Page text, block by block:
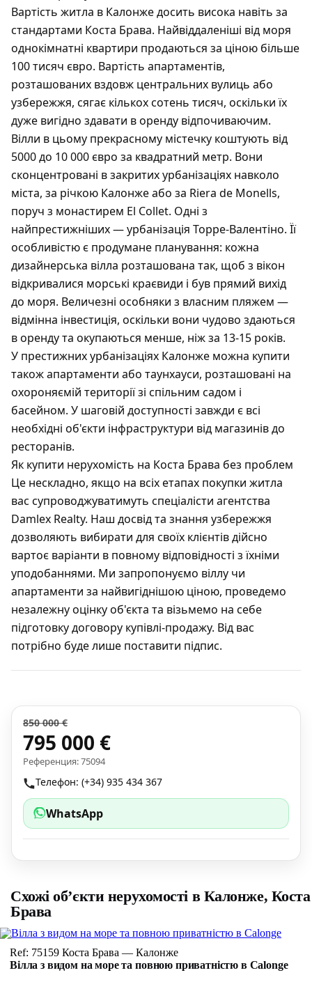
Вартість житла в Калонже досить висока навіть за
стандартами Коста Брава. Найвіддаленіші від моря
однокімнатні квартири продаються за ціною більше
100 тисяч євро. Вартість апартаментів,
розташованих вздовж центральних вулиць або
узбережжя, сягає кількох сотень тисяч, оскільки їх
дуже вигідно здавати в оренду відпочиваючим.
Вілли в цьому прекрасному містечку коштують від
5000 до 10 000 євро за квадратний метр. Вони
сконцентровані в закритих урбанізаціях навколо
міста, за річкою Калонже або за Riera de Monells,
поруч з монастирем El Collet. Одні з
найпрестижніших — урбанізація Торре-Валентіно. Її
особливістю є продумане планування: кожна
дизайнерська вілла розташована так, щоб з вікон
відкривалися морські краєвиди і був прямий вихід
до моря. Величезні особняки з власним пляжем —
відмінна інвестиція, оскільки вони чудово здаються
в оренду та окупаються менше, ніж за 13-15 років.
У престижних урбанізаціях Калонже можна купити
також апартаменти або таунхауси, розташовані на
охороняємій території зі спільним садом і
басейном. У шаговій доступності завжди є всі
необхідні об'єкти інфраструктури від магазинів до
ресторанів.
Як купити нерухомість на Коста Брава без проблем
Це нескладно, якщо на всіх етапах покупки житла
вас супроводжуватимуть спеціалісти агентства
Damlex Realty. Наш досвід та знання узбережжя
дозволяють вибирати для своїх клієнтів дійсно
вартоє варіанти в повному відповідності з їхніми
уподобаннями. Ми запропонуємо віллу чи
апартаменти за найвигіднішою ціною, проведемо
незалежну оцінку об'єкта та візьмемо на себе
підготовку договору купівлі-продажу. Від вас
потрібно буде лише поставити підпис.
850 000 €
795 000 €
Референция: 75094
Телефон: (+34) 935 434 367
WhatsApp
Схожі об’єкти нерухомості в Калонже, Коста
Брава
Ref: 75159 Коста Брава — Калонже
Вілла з видом на море та повною приватністю в Calonge